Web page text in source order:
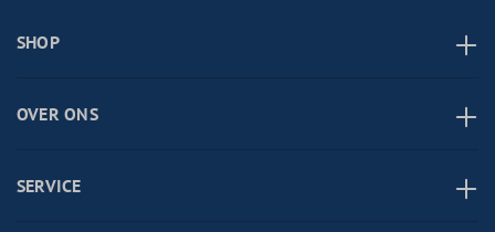
SHOP
OVER ONS
SERVICE